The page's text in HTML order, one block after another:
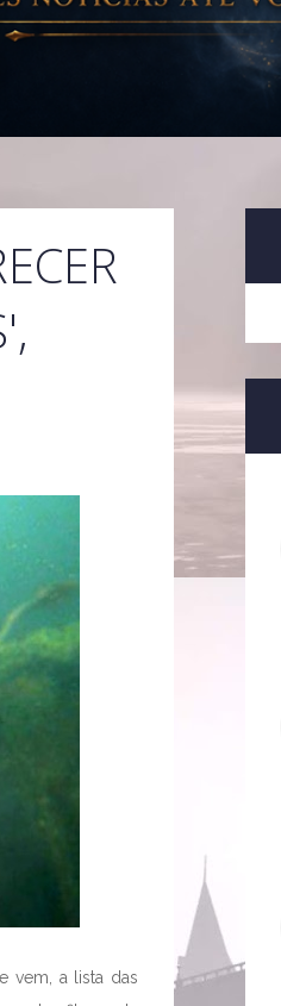
vem, a lista das